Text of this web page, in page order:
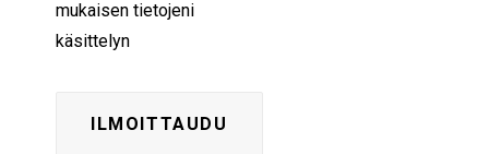
mukaisen tietojeni
käsittelyn